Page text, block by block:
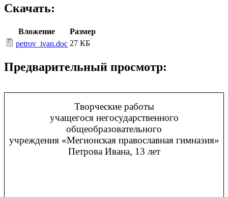
Скачать:
Вложение
Размер
petrov_ivan.doc 27 КБ
Предварительный просмотр:
Творческие работы
учащегося негосударственного
общеобразовательного
учреждения «Мегионская православная гимназия»
Петрова Ивана, 13 лет